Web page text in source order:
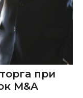
при
M&A